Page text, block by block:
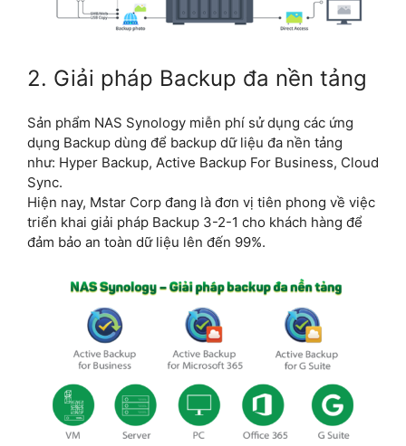
2. Giải pháp Backup đa nền tảng
Sản phẩm NAS Synology miễn phí sử dụng các ứng
dụng Backup dùng để backup dữ liệu đa nền tảng
như: Hyper Backup, Active Backup For Business, Cloud
Sync.
Hiện nay, Mstar Corp đang là đơn vị tiên phong về việc
triển khai giải pháp Backup 3-2-1 cho khách hàng để
đảm bảo an toàn dữ liệu lên đến 99%.